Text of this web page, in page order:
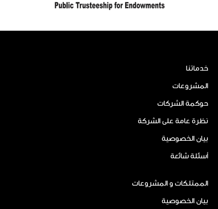
خدماتنا
المشروعات
حوكمة الشركات
نظرة عامة على الشركة
بيان الخصوصية
أسئلة شائعة
الممتلكات و المشروعات
بيان الخصوصية